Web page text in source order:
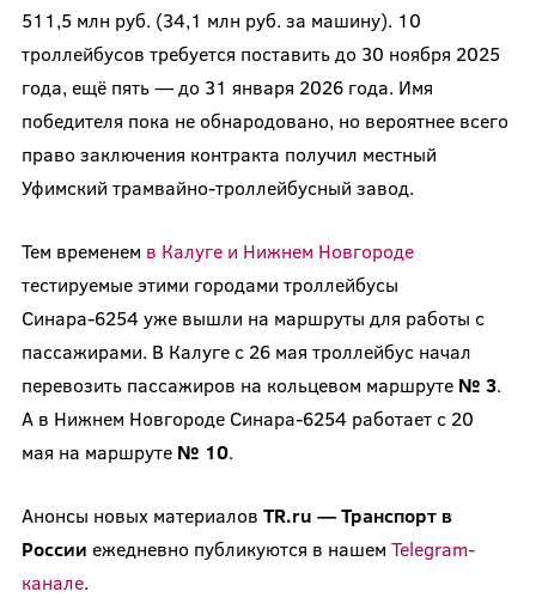
511,5 млн руб. (34,1 млн руб. за машину). 10
троллейбусов требуется поставить до 30 ноября 2025
года, ещё пять — до 31 января 2026 года. Имя
победителя пока не обнародовано, но вероятнее всего
право заключения контракта получил местный
Уфимский трамвайно-троллейбусный завод.
Тем временем в Калуге и Нижнем Новгороде
тестируемые этими городами троллейбусы
Синара-6254 уже вышли на маршруты для работы с
пассажирами. В Калуге с 26 мая троллейбус начал
перевозить пассажиров на кольцевом маршруте № 3.
А в Нижнем Новгороде Синара-6254 работает с 20
мая на маршруте № 10.
Анонсы новых материалов TR.ru — Транспорт в
России ежедневно публикуются в нашем Telegram-
канале.